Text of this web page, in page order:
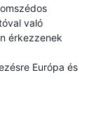
való
érkezzenek
Európa és